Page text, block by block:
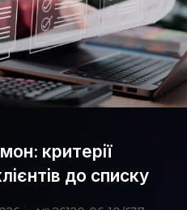
критерії
до списку